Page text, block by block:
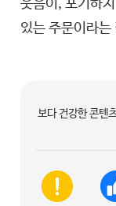
왼쪽은 정
왼쪽이 자
박수성 교
웃음이, 포기하
있는 주문이라는
보다 건강한 콘텐